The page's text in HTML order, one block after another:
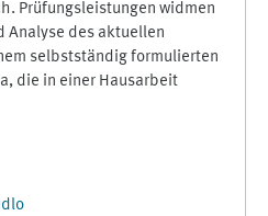
Prüfungsleistungen widmen
Analyse des aktuellen
selbstständig formulierten
die in einer Hausarbeit